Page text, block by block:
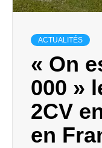
ACTUALITÉS
« On
000 »
2CV
en